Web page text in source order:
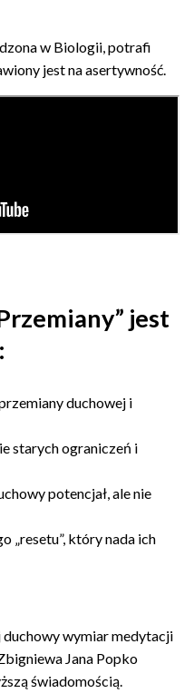
w Biologii, potrafi
jest na asertywność.
jest
duchowej i
starych ograniczeń i
potencjał, ale nie
„resetu”, który nada ich
duchowy wymiar medytacji
Jana Popko
świadomością.